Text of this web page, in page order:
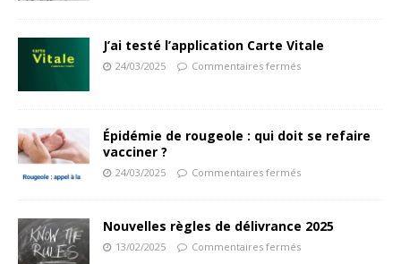
J’ai testé l’application Carte Vitale
24/03/2025 Commentaires fermés
Épidémie de rougeole : qui doit se refaire
vacciner ?
24/03/2025 Commentaires fermés
Nouvelles règles de délivrance 2025
13/02/2025 Commentaires fermés